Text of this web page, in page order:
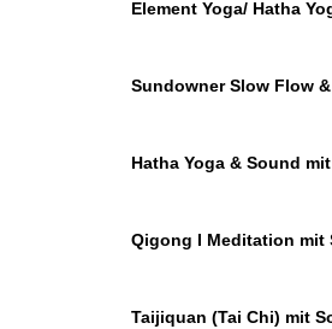
Element Yoga/ Hatha
Sundowner Slow Flow
Hatha Yoga & Sound
Qigong I Meditation mit
Taijiquan (Tai Chi) mit